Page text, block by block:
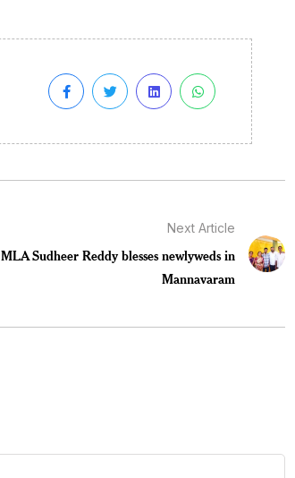
Next Article
MLA Sudheer Reddy blesses newlyweds in
Mannavaram